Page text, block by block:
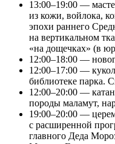
13:00–19:00 —
из кожи, войлока,
эпохи раннего
на вертикальном
«на дощечках» (в
12:00–18:00 —
12:00–17:00 —
библиотеке парка.
12:00–20:00 —
породы маламут,
19:00–20:00 —
с расширенной
главного Деда